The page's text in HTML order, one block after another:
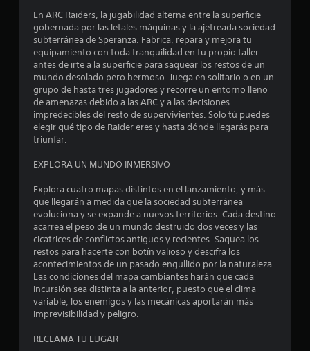
a
s
e
n
6
6
1
7
c
a
l
En ARC Raiders, la jugabilidad alterna entre la superficie
gobernada por las letales máquinas y la ajetreada sociedad
subterránea de Speranza. Fabrica, repara y mejora tu
equipamiento con toda tranquilidad en tu propio taller
antes de irte a la superficie para saquear los restos de un
mundo desolado pero hermoso. Juega en solitario o en un
grupo de hasta tres jugadores y recorre un entorno lleno
de amenazas debido a las ARC y a las decisiones
impredecibles del resto de supervivientes. Solo tú puedes
elegir qué tipo de Raider eres y hasta dónde llegarás para
triunfar.
EXPLORA UN MUNDO INMERSIVO
Explora cuatro mapas distintos en el lanzamiento, y más
que llegarán a medida que la sociedad subterránea
evoluciona y se expande a nuevos territorios. Cada destino
acarrea el peso de un mundo destruido dos veces y las
cicatrices de conflictos antiguos y recientes. Saquea los
restos para hacerte con botín valioso y descifra los
acontecimientos de un pasado engullido por la naturaleza.
Las condiciones del mapa cambiantes harán que cada
incursión sea distinta a la anterior, puesto que el clima
variable, los enemigos y las mecánicas aportarán más
imprevisibilidad y peligro.
RECLAMA TU LUGAR